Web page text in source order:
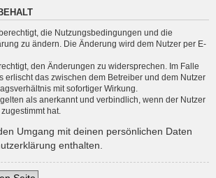
die Nutzungsbedingungen und die
zu ändern. Die Änderung wird dem Nutzer per E-
den Änderungen zu widersprechen. Im Falle
erlischt das zwischen dem Betreiber und dem Nutzer
mit sofortiger Wirkung.
als anerkannt und verbindlich, wenn der Nutzer
hat.
Umgang mit deinen persönlichen Daten
enthalten.